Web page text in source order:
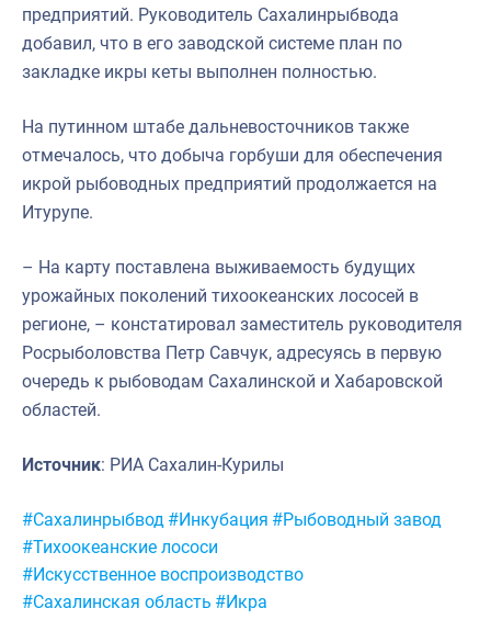
предприятий. Руководитель Сахалинрыбвода
добавил, что в его заводской системе план по
закладке икры кеты выполнен полностью.
На путинном штабе дальневосточников также
отмечалось, что добыча горбуши для обеспечения
икрой рыбоводных предприятий продолжается на
Итурупе.
– На карту поставлена выживаемость будущих
урожайных поколений тихоокеанских лососей в
регионе, – констатировал заместитель руководителя
Росрыболовства Петр Савчук, адресуясь в первую
очередь к рыбоводам Сахалинской и Хабаровской
областей.
Источник: РИА Сахалин-Курилы
Метки:
#Сахалинрыбвод #Инкубация #Рыбоводный завод
#Тихоокеанские лососи
#Искусственное воспроизводство
#Сахалинская область #Икра